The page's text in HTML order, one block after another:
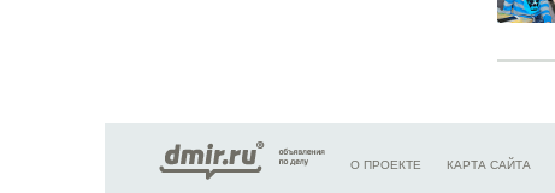
О ПРОЕКТЕ КАРТА САЙТА